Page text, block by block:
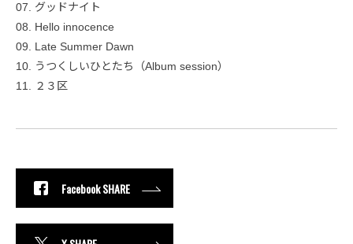
07. グッドナイト
08. Hello innocence
09. Late Summer Dawn
10. うつくしいひとたち（Album session）
11. ２３区
Facebook SHARE